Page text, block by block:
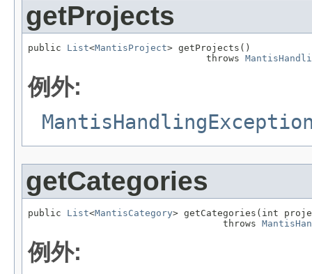
getProjects
public List<MantisProject> getProjects()
                                throws
例外:
getCategories
public List<MantisCategory> getCategories(int
                                   throws
例外: